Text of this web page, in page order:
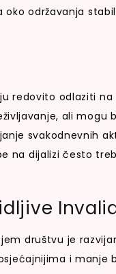
održavanja
redovito odlaziti
ali mogu
svakodnevnih
na dijalizi često
društvu je
i manje